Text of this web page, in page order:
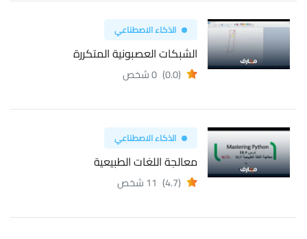
الذكاء الاصطناعي
الشبكات العصبونية المتكررة
(0.0) 0 شخص
الذكاء الاصطناعي
معالجة اللغات الطبيعية
(4.7) 11 شخص